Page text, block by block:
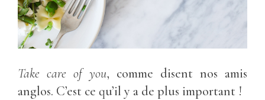
Take care of you, comme disent nos amis
anglos. C’est ce qu’il y a de plus important !